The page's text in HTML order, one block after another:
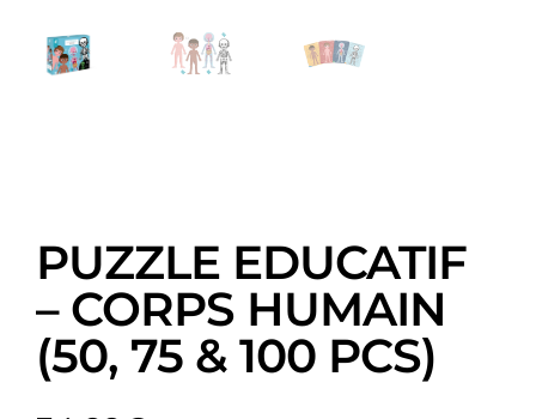
PUZZLE EDUCATIF
– CORPS HUMAIN
(50, 75 & 100 PCS)